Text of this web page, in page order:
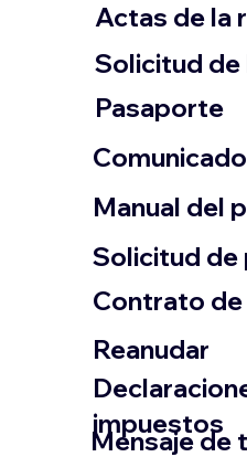
Actas de la
Solicitud
Pasaporte
​Manual del
​Solicitud de
Contrato de
​Reanudar
impuestos
​Mensaje de